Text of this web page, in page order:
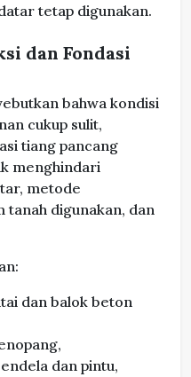
tetap digunakan.
dan Fondasi
bahwa kondisi
cukup sulit,
tiang pancang
menghindari
metode
tanah digunakan, dan
dan balok beton
dan pintu,